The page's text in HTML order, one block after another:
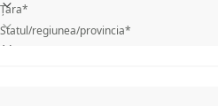
Țara*
Statul/regiunea/provincia*